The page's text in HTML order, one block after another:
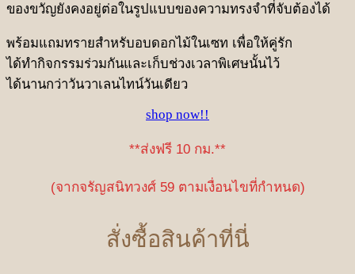
ของขวัญยังคงอยู่ต่อในรูปแบบของความทรงจำที่จับต้องได้
พร้อมแถมทรายสำหรับอบดอกไม้ในเซท เพื่อให้คู่รัก
ได้ทำกิจกรรมร่วมกันและเก็บช่วงเวลาพิเศษนั้นไว้
ได้นานกว่าวันวาเลนไทน์วันเดียว
shop now!!
**ส่งฟรี 10 กม.**
(จากจรัญสนิทวงศ์ 59 ตามเงื่อนไขที่กำหนด)
สั่งซื้อสินค้าที่นี่